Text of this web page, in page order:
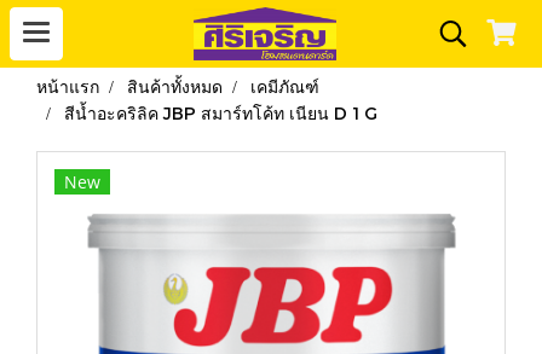
หน้าแรก สินค้าทั้งหมด
เคมีภัณฑ์
สีน้ำอะคริลิค JBP สมาร์ทโค้ท เนียน D 1 G
New